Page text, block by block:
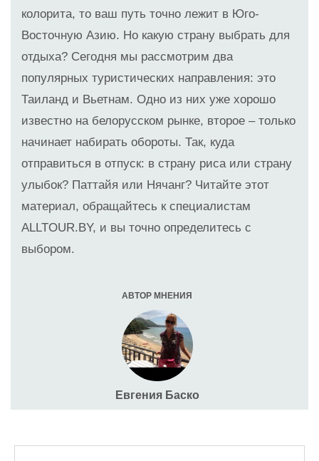
колорита, то ваш путь точно лежит в Юго-
Восточную Азию. Но какую страну выбрать для
отдыха? Сегодня мы рассмотрим два
популярных туристических направления: это
Таиланд и Вьетнам. Одно из них уже хорошо
известно на белорусском рынке, второе – только
начинает набирать обороты. Так, куда
отправиться в отпуск: в страну риса или страну
улыбок? Паттайя или Нячанг? Читайте этот
материал, обращайтесь к специалистам
ALLTOUR.BY, и вы точно определитесь с
выбором.
АВТОР МНЕНИЯ
Евгения Баско